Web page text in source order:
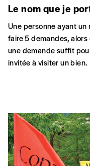
Le nom que je
Une personne ayant
faire 5 demandes,
une demande suffit
invitée à visiter un bien.